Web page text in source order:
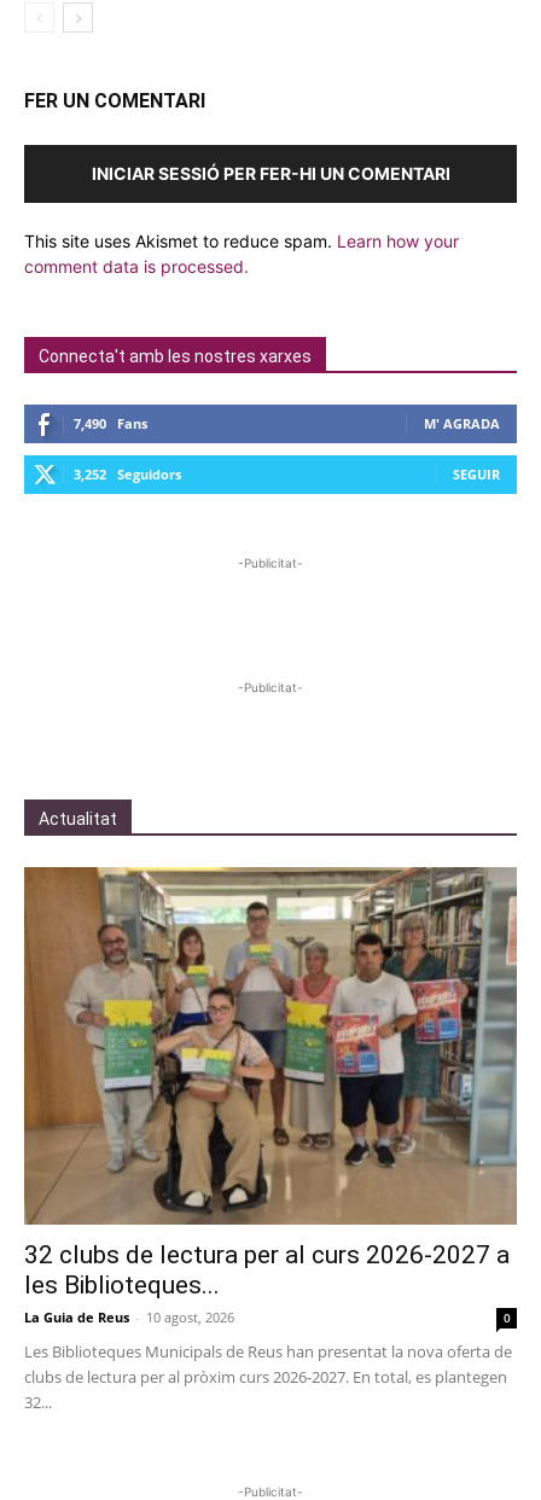
FER UN COMENTARI
INICIAR SESSIÓ PER FER-HI UN COMENTARI
This site uses Akismet to reduce spam. Learn how your
comment data is processed.
Connecta't amb les nostres xarxes
7,490 Fans M' AGRADA
3,252 Seguidors SEGUIR
-Publicitat-
-Publicitat-
Actualitat
32 clubs de lectura per al curs 2026-2027 a
les Biblioteques...
La Guia de Reus - 10 agost, 2026 0
Les Biblioteques Municipals de Reus han presentat la nova oferta de
clubs de lectura per al pròxim curs 2026-2027. En total, es plantegen
32...
-Publicitat-